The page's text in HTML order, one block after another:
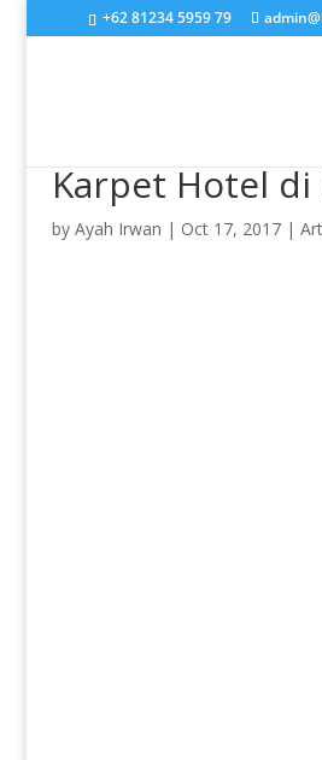
+62 81234 5959 79
Karpet Hotel di
by Ayah Irwan | Oct 17, 2017|